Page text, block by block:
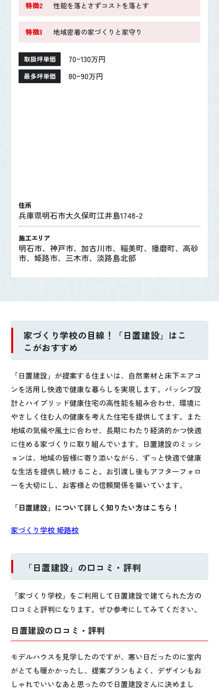
特徴2 性能を落とさずコストを落とす
特徴3 地域密着の家づくりと家守り
取扱坪単価 70~130万円
最多坪単価 80~90万円
住所
兵庫県明石市大久保町江井島1748-2
施工エリア
明石市、神戸市、加古川市、稲美町、播磨町、高砂
市、姫路市、三木市、淡路島北部
家づくり学校の目線！「日置建設」はこ
こがおすすめ
「日置建設」が提案する住まいは、自然素材と床下エアコ
ンを活用し快適で健康な暮らしを実現します。パッシブ設
計とハイブリッド健康住宅の高性能を組み合わせ、環境に
やさしく住む人の健康を考えた住宅を提供してます。また
地域の気候や風土に合わせ、長期にわたり経済的かつ快適
に住める家づくりに取り組んでいます。日置建設のミッシ
ョンは、地域の皆様に寄り添いながら、ずっと快適で健康
な生活を提供し続けること。お引渡し後もアフターフォロ
ーを大切にし、お客様との信頼関係を築いています。
「日置建設」について詳しく知りたい方はこちら！
家づくり学校 姫路校
「日置建設」の口コミ・評判
「家づくり学校」をご利用して日置建設で建てられた方の
口コミと評判になります。ぜひ参考にしてみてください。
日置建設の口コミ・評判
モデルハウスを見学したのですが、寒い日だったのに室内
がとても暖かかったし、提案プランもよく、デザインもお
しゃれでいいなあと思ったので日置建設さんに決めまし